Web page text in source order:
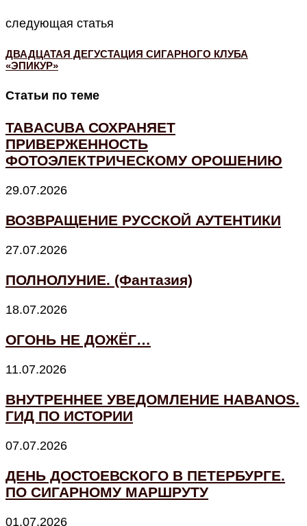
следующая статья
ДВАДЦАТАЯ ДЕГУСТАЦИЯ СИГАРНОГО КЛУБА
«ЭПИКУР»
Статьи по теме
TABACUBA СОХРАНЯЕТ
ПРИВЕРЖЕННОСТЬ
ФОТОЭЛЕКТРИЧЕСКОМУ ОРОШЕНИЮ
29.07.2026
ВОЗВРАЩЕНИЕ РУССКОЙ АУТЕНТИКИ
27.07.2026
ПОЛНОЛУНИЕ. (Фантазия)
18.07.2026
ОГОНЬ НЕ ДОЖЁГ…
11.07.2026
ВНУТРЕННЕЕ УВЕДОМЛЕНИЕ HABANOS.
ГИД ПО ИСТОРИИ
07.07.2026
ДЕНЬ ДОСТОЕВСКОГО В ПЕТЕРБУРГЕ.
ПО СИГАРНОМУ МАРШРУТУ
01.07.2026